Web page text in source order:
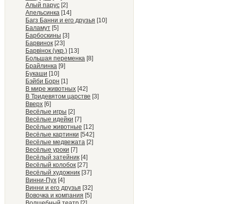
Алый парус [2]
Апельсинка [14]
Багз Банни и его друзья [10]
Баламут [5]
Барбоскины [3]
Барвинок [23]
Барвiнок (укр.) [13]
Большая переменка [8]
Брайлинка [9]
Букаши [10]
Бэйби Борн [1]
В мире животных [42]
В Тридевятом царстве [3]
Вверх [6]
Весёлые игры [2]
Весёлые идейки [7]
Весёлые животные [12]
Весёлые картинки [542]
Весёлые медвежата [2]
Весёлые уроки [7]
Весёлый затейник [4]
Весёлый колобок [27]
Весёлый художник [37]
Винни-Пух [4]
Винни и его друзья [32]
Вовочка и компания [5]